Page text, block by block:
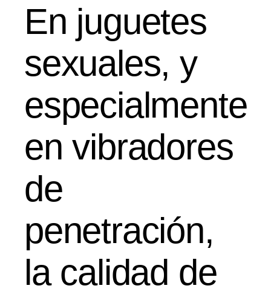
En juguetes
sexuales, y
especialmente
en vibradores
de
penetración,
la calidad de